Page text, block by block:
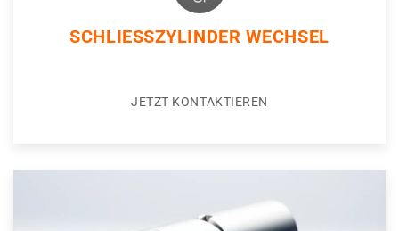
SCHLIESSZYLINDER WECHSEL
JETZT KONTAKTIEREN